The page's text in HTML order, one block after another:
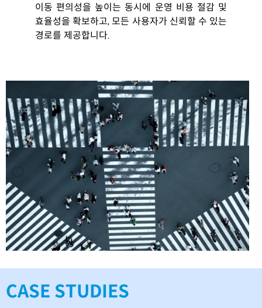
이동 편의성을 높이는 동시에 운영 비용 절감 및
효율성을 확보하고,모든 사용자가 신뢰할 수 있는
경로를 제공합니다.
CASE STUDIES